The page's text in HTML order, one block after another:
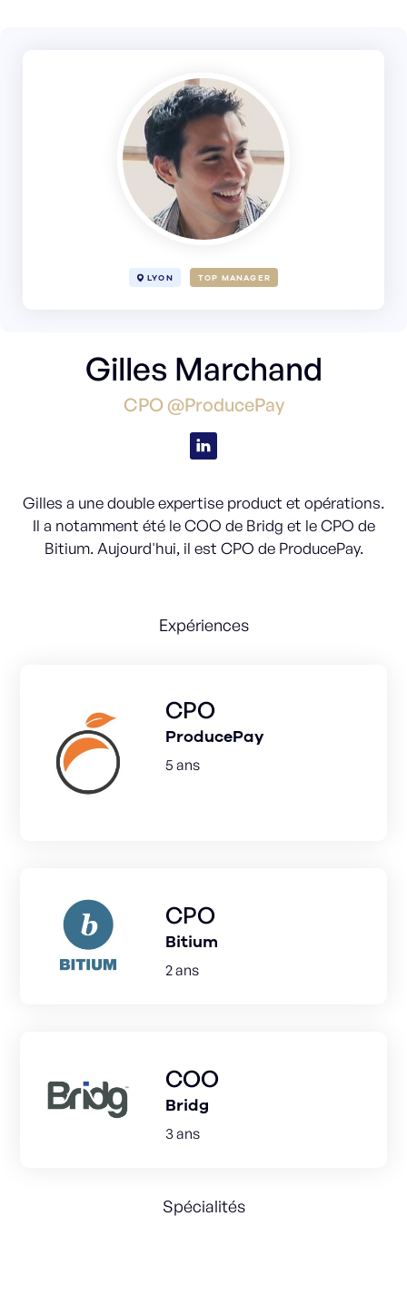
LYON TOP MANAGER
Gilles Marchand
CPO @ProducePay
Gilles a une double expertise product et opérations.
Il a notamment été le COO de Bridg et le CPO de
Bitium. Aujourd'hui, il est CPO de ProducePay.
Expériences
CPO
ProducePay
5 ans
CPO
Bitium
2 ans
COO
Bridg
3 ans
Spécialités